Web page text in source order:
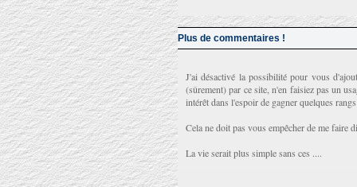
Plus de commentaires !
J'ai désactivé la possibilité pour vous
(sûrement) par ce site, n'en faisiez pas un
intérêt dans l'espoir de gagner quelques
Cela ne doit pas vous empêcher de me faire
La vie serait plus simple sans ces ....